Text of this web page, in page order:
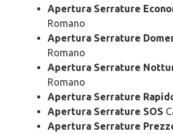
Apertura Serrature
Romano
Apertura Serrature
Romano
Apertura Serrature
Romano
Apertura Serrature
Apertura Serrature SOS
Apertura Serrature